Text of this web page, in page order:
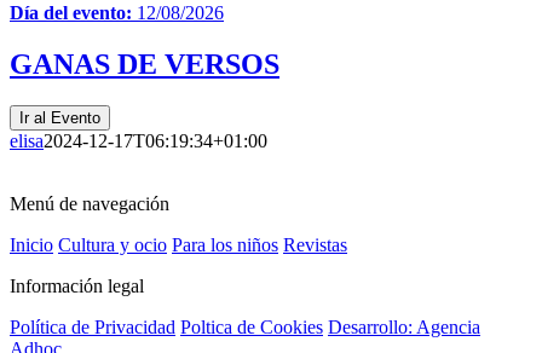
Día del evento: 12/08/2026
GANAS DE VERSOS
Ir al Evento
elisa2024-12-17T06:19:34+01:00
Menú de navegación
Inicio Cultura y ocio Para los niños Revistas
Información legal
Política de Privacidad Poltica de Cookies Desarrollo: Agencia
Adhoc